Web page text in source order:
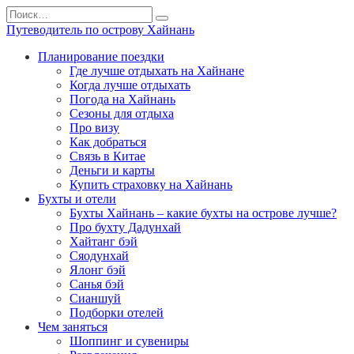
Перейти
к
содержанию
Search
for:
Путеводитель по острову Хайнань
Планирование поездки
Где лучше отдыхать на Хайнане
Когда лучше отдыхать
Погода на Хайнань
Сезоны для отдыха
Про визу
Как добраться
Связь в Китае
Деньги и карты
Купить страховку на Хайнань
Бухты и отели
Бухты Хайнань – какие бухты на острове лучше?
Про бухту Дадунхай
Хайтанг бэй
Сяодунхай
Ялонг бэй
Санья бэй
Сианшуй
Подборки отелей
Чем заняться
Шоппинг и сувениры